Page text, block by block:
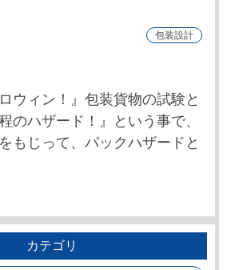
包装設計
ウィン！』包装貨物の試験と
のハザード！』という事で、
もじって、パックハザードと
カテゴリ